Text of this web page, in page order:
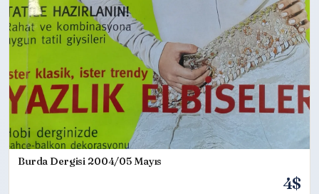
Burda Dergisi 2004/05 Mayıs
4$